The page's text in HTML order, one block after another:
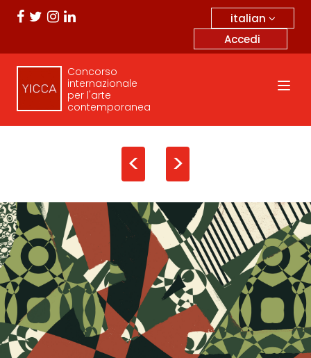
italian
Accedi
Concorso
internazionale
per l'arte
contemporanea
< >